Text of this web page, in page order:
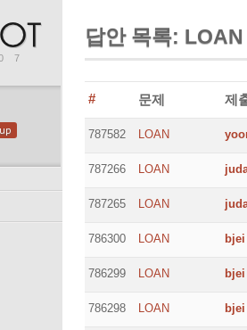
답안 목록: LOAN
# 문제 제
787582 LOAN
787266 LOAN
787265 LOAN
786300 LOAN bjei
786299 LOAN bjei
786298 LOAN bjei